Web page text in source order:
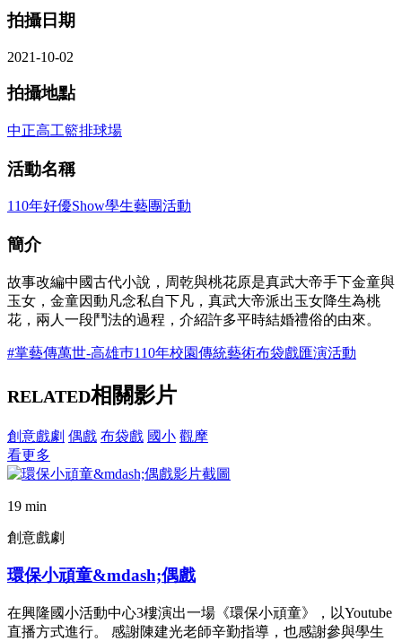
拍攝日期
2021-10-02
拍攝地點
中正高工籃排球場
活動名稱
110年好優Show學生藝團活動
簡介
故事改編中國古代小說，周乾與桃花原是真武大帝手下金童與
玉女，金童因動凡念私自下凡，真武大帝派出玉女降生為桃
花，兩人一段鬥法的過程，介紹許多平時結婚禮俗的由來。
#掌藝傳萬世-高雄巿110年校園傳統藝術布袋戲匯演活動
RELATED相關影片
創意戲劇 偶戲 布袋戲 國小 觀摩
看更多
19 min
創意戲劇
環保小頑童&mdash;偶戲
在興隆國小活動中心3樓演出一場《環保小頑童》，以Youtube
直播方式進行。 感謝陳建光老師辛勤指導，也感謝參與學生